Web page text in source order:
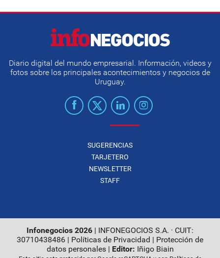
Diario digital del mundo empresarial. Información, videos y
fotos sobre los principales acontecimientos y negocios de
Uruguay.
SUGERENCIAS
TARJETERO
NEWSLETTER
STAFF
Infonegocios 2026 | INFONEGOCIOS S.A. · CUIT:
30710438486 | Políticas de Privacidad | Protección de
datos personales| Editor: Iñigo Biain